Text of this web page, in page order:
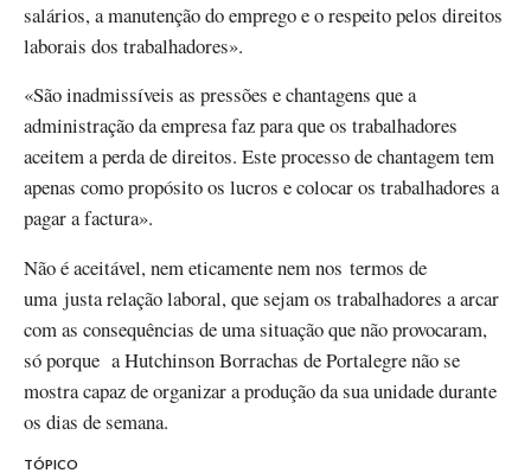
salários, a manutenção do emprego e o respeito pelos direitos
laborais dos trabalhadores».
«São inadmissíveis as pressões e chantagens que a
administração da empresa faz para que os trabalhadores
aceitem a perda de direitos. Este processo de chantagem tem
apenas como propósito os lucros e colocar os trabalhadores a
pagar a factura».
Não é aceitável, nem eticamente nem nos termos de
uma justa relação laboral, que sejam os trabalhadores a arcar
com as consequências de uma situação que não provocaram,
só porque a Hutchinson Borrachas de Portalegre não se
mostra capaz de organizar a produção da sua unidade durante
os dias de semana.
TÓPICO